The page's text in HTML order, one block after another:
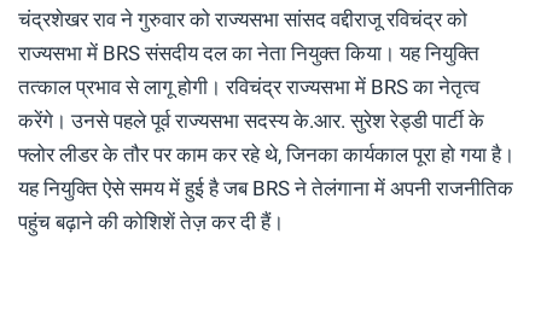
चंद्रशेखर राव ने गुरुवार को राज्यसभा सांसद वद्दीराजू रविचंद्र को
राज्यसभा में BRS संसदीय दल का नेता नियुक्त किया। यह नियुक्ति
तत्काल प्रभाव से लागू होगी। रविचंद्र राज्यसभा में BRS का नेतृत्व
करेंगे। उनसे पहले पूर्व राज्यसभा सदस्य के.आर. सुरेश रेड्डी पार्टी के
फ्लोर लीडर के तौर पर काम कर रहे थे, जिनका कार्यकाल पूरा हो गया है।
यह नियुक्ति ऐसे समय में हुई है जब BRS ने तेलंगाना में अपनी राजनीतिक
पहुंच बढ़ाने की कोशिशें तेज़ कर दी हैं।